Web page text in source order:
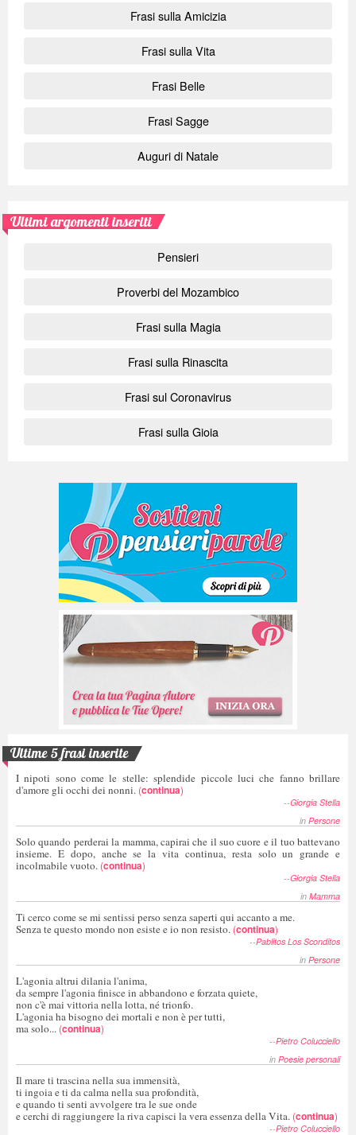
Frasi sulla Amicizia
Frasi sulla Vita
Frasi Belle
Frasi Sagge
Auguri di Natale
Ultimi argomenti inseriti
Pensieri
Proverbi del Mozambico
Frasi sulla Magia
Frasi sulla Rinascita
Frasi sul Coronavirus
Frasi sulla Gioia
Ultime 5 frasi inserite
I nipoti sono come le stelle: splendide piccole luci che fanno brillare
d'amore gli occhi dei nonni. (continua)
--Giorgia Stella
in Persone
Solo quando perderai la mamma, capirai che il suo cuore e il tuo battevano
insieme. E dopo, anche se la vita continua, resta solo un grande e
incolmabile vuoto. (continua)
--Giorgia Stella
in Mamma
Ti cerco come se mi sentissi perso senza saperti qui accanto a me.
Senza te questo mondo non esiste e io non resisto. (continua)
--Pablitos Los Sconditos
in Persone
L'agonia altrui dilania l'anima,
da sempre l'agonia finisce in abbandono e forzata quiete,
non c'è mai vittoria nella lotta, né trionfo.
L'agonia ha bisogno dei mortali e non è per tutti,
ma solo... (continua)
--Pietro Colucciello
in Poesie personali
Il mare ti trascina nella sua immensità,
ti ingoia e ti da calma nella sua profondità,
e quando ti senti avvolgere tra le sue onde
e cerchi di raggiungere la riva capisci la vera essenza della Vita. (continua)
--Pietro Colucciello